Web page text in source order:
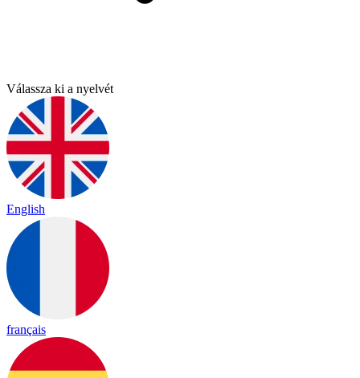
Válassza ki a nyelvét
English
français